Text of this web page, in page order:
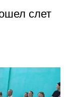
слет